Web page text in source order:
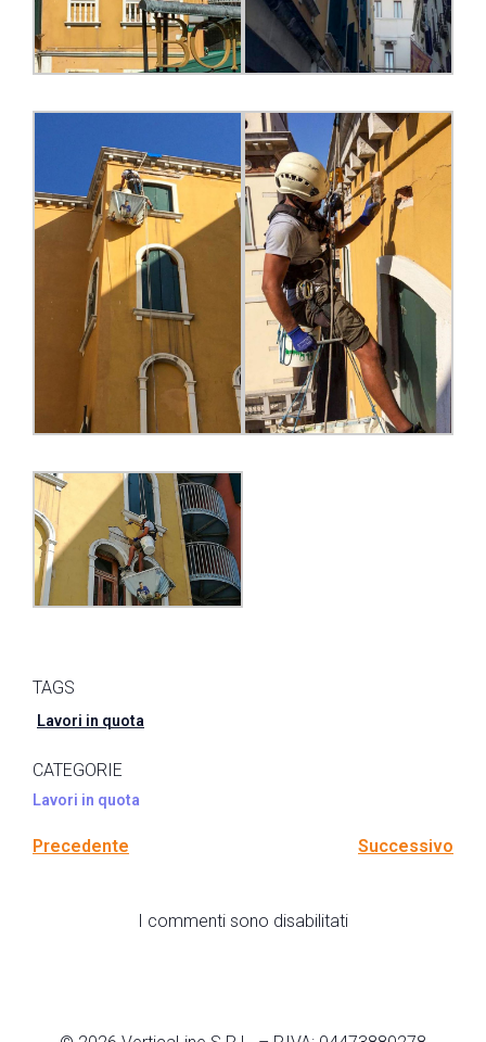
TAGS
Lavori in quota
CATEGORIE
Lavori in quota
Precedente Successivo
I commenti sono disabilitati